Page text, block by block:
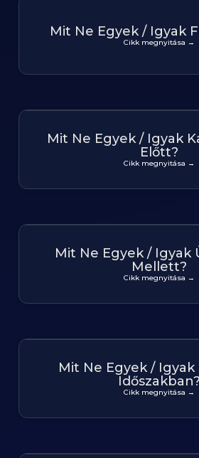
Mit Ne Egyek / Igyak
Cikk megnyitása →
Mit Ne Egyek / Igyak
Előtt?
Cikk megnyitása →
Mit Ne Egyek / Igyak
Mellett?
Cikk megnyitása →
Mit Ne Egyek / Igyak
Időszakban?
Cikk megnyitása →